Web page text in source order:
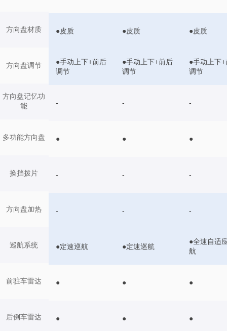
方向盘材质
方向盘调节
方向盘记忆功
能
多功能方向盘
换挡拨片
方向盘加热
巡航系统
前驻车雷达
后倒车雷达
●皮质 ●皮质 ●皮质
●手动上下+前后
调节
●手动上下+前后
调节
●手动上下
调节
- - -
● ● ●
- - -
- - -
●定速巡航 ●定速巡航
●全速自适
航
● ● ●
● ● ●